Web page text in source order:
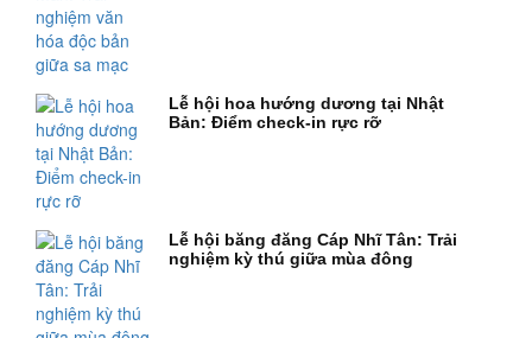
Lễ hội hoa hướng dương tại Nhật
Bản: Điểm check-in rực rỡ
Lễ hội băng đăng Cáp Nhĩ Tân: Trải
nghiệm kỳ thú giữa mùa đông